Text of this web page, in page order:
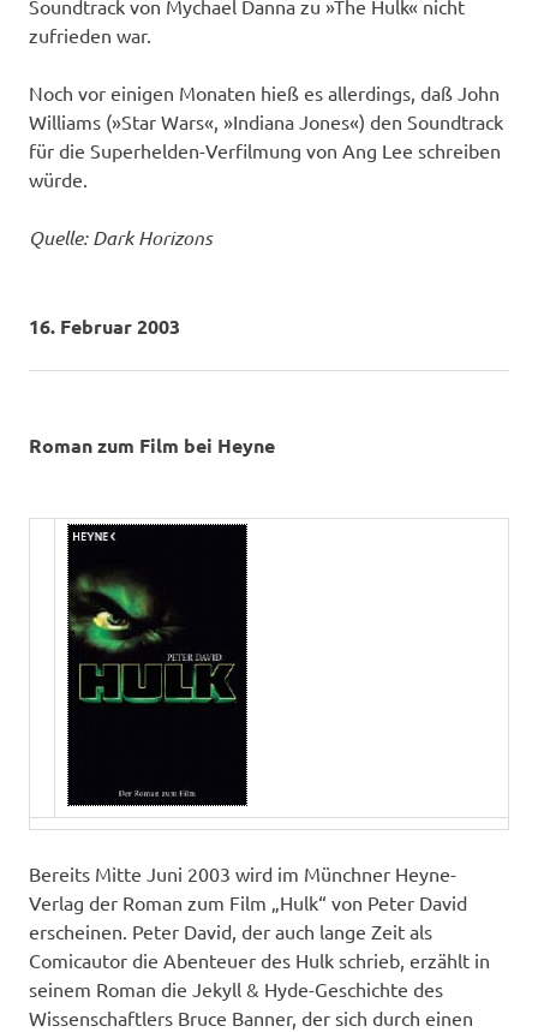
Soundtrack von Mychael Danna zu »The Hulk« nicht
zufrieden war.
Noch vor einigen Monaten hieß es allerdings, daß John
Williams (»Star Wars«, »Indiana Jones«) den Soundtrack
für die Superhelden-Verfilmung von Ang Lee schreiben
würde.
Quelle: Dark Horizons
16. Februar 2003
Roman zum Film bei Heyne
Bereits Mitte Juni 2003 wird im Münchner Heyne-
Verlag der Roman zum Film „Hulk“ von Peter David
erscheinen. Peter David, der auch lange Zeit als
Comicautor die Abenteuer des Hulk schrieb, erzählt in
seinem Roman die Jekyll & Hyde-Geschichte des
Wissenschaftlers Bruce Banner, der sich durch einen